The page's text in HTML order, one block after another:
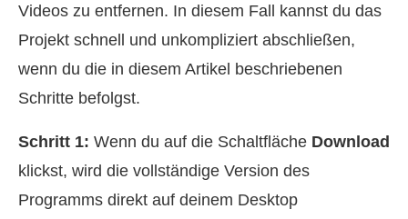
Videos zu entfernen. In diesem Fall kannst du das
Projekt schnell und unkompliziert abschließen,
wenn du die in diesem Artikel beschriebenen
Schritte befolgst.
Schritt 1: Wenn du auf die Schaltfläche Download
klickst, wird die vollständige Version des
Programms direkt auf deinem Desktop